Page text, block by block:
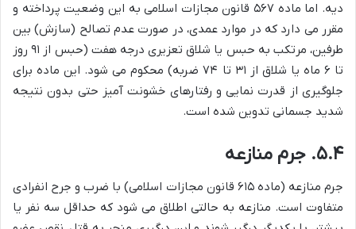
دیه. اما ماده ۵۶۷ قانون مجازات اسلامی به این وضعیت پرداخته و
مقرر می دارد که در موارد عمدی، در صورت عدم تصالح (سازش) بین
طرفین، مرتکب به حبس یا شلاق تعزیری درجه هفت (حبس از ۹۱ روز
تا ۶ ماه یا شلاق از ۳۱ تا ۷۴ ضربه) محکوم می شود. این ماده برای
جلوگیری از قدرت نمایی و رفتارهای خشونت آمیز حتی بدون نتیجه
شدید جسمانی تدوین شده است.
۵.۴. جرم منازعه
جرم منازعه (ماده ۶۱۵ قانون مجازات اسلامی) با ضرب و جرح انفرادی
متفاوت است. منازعه به حالتی اطلاق می شود که حداقل سه نفر یا